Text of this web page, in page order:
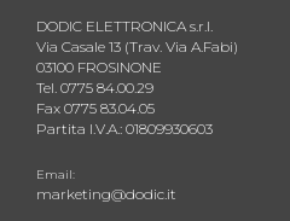
DODIC ELETTRONICA s.r.l.
Via Casale 13 (Trav. Via A.Fabi)
03100 FROSINONE
Tel. 0775 84.00.29
Fax 0775 83.04.05
Partita I.V.A.: 01809930603
Email:
marketing@dodic.it